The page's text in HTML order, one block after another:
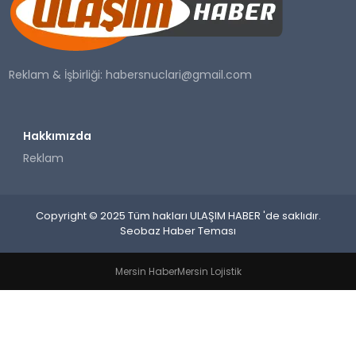
SAĞLIK
YAŞAM
Reklam & İşbirliği:habersnuclari@gmail.com
Hakkımızda
Reklam
Copyright © 2025 Tüm hakları ULAŞIM HABER 'de saklıdır.
Seobaz Haber Teması
Mersin HaberMersin Lojistik